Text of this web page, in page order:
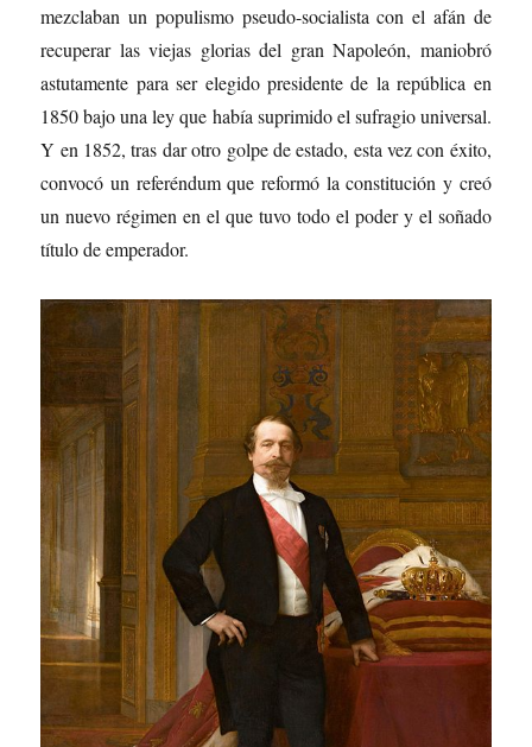
mezclaban un populismo pseudo-socialista con el afán de
recuperar las viejas glorias del gran Napoleón, maniobró
astutamente para ser elegido presidente de la república en
1850 bajo una ley que había suprimido el sufragio universal.
Y en 1852, tras dar otro golpe de estado, esta vez con éxito,
convocó un referéndum que reformó la constitución y creó
un nuevo régimen en el que tuvo todo el poder y el soñado
título de emperador.